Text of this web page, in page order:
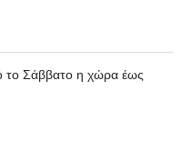
Σάββατο η χώρα έως